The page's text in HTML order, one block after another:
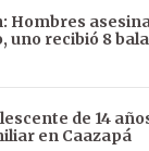
Hombres
uno recibió 8
de 14
en Caazapá